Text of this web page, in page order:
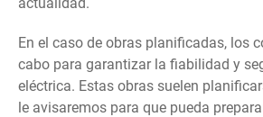
En el caso de obras planificadas, los
cabo para garantizar la fiabilidad y
eléctrica. Estas obras suelen
le avisaremos para que pueda